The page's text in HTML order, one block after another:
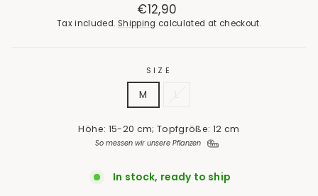
Regular
price
Sale
price
€12,90
Tax included. Shipping calculated at checkout.
SIZE
M
Höhe: 15-20 cm; Topfgröße: 12 cm
So messen wir unsere Pflanzen
In stock, ready to ship